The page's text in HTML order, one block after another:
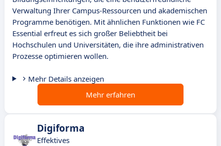
Verwaltung Ihrer Campus-Ressourcen und akademischen
Programme benötigen. Mit ähnlichen Funktionen wie FC
Essential erfreut es sich großer Beliebtheit bei
Hochschulen und Universitäten, die ihre administrativen
Prozesse optimieren wollen.
Mehr Details anzeigen
Mehr erfahren
Digiforma
Effektives